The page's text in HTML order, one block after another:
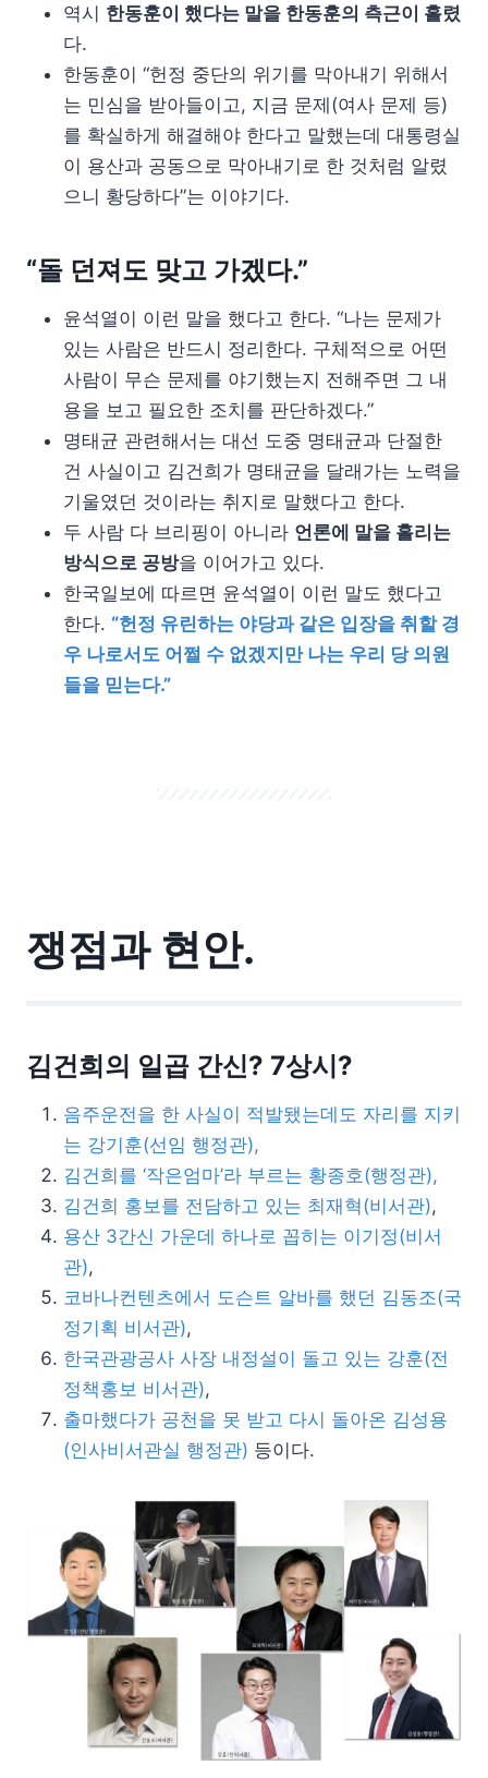
역시 한동훈이 했다는 말을 한동훈의 측근이 흘렸
다.
한동훈이 “헌정 중단의 위기를 막아내기 위해서
는 민심을 받아들이고, 지금 문제(여사 문제 등)
를 확실하게 해결해야 한다고 말했는데 대통령실
이 용산과 공동으로 막아내기로 한 것처럼 알렸
으니 황당하다”는 이야기다.
“돌 던져도 맞고 가겠다.”
윤석열이 이런 말을 했다고 한다. “나는 문제가
있는 사람은 반드시 정리한다. 구체적으로 어떤
사람이 무슨 문제를 야기했는지 전해주면 그 내
용을 보고 필요한 조치를 판단하겠다.”
명태균 관련해서는 대선 도중 명태균과 단절한
건 사실이고 김건희가 명태균을 달래가는 노력을
기울였던 것이라는 취지로 말했다고 한다.
두 사람 다 브리핑이 아니라 언론에 말을 흘리는
방식으로 공방을 이어가고 있다.
한국일보에 따르면 윤석열이 이런 말도 했다고
한다. “헌정 유린하는 야당과 같은 입장을 취할 경
우 나로서도 어쩔 수 없겠지만 나는 우리 당 의원
들을 믿는다.”
쟁점과 현안.
김건희의 일곱 간신? 7상시?
음주운전을 한 사실이 적발됐는데도 자리를 지키
는 강기훈(선임 행정관),
김건희를 ‘작은엄마’라 부르는 황종호(행정관),
김건희 홍보를 전담하고 있는 최재혁(비서관),
용산 3간신 가운데 하나로 꼽히는 이기정(비서
관),
코바나컨텐츠에서 도슨트 알바를 했던 김동조(국
정기획 비서관),
한국관광공사 사장 내정설이 돌고 있는 강훈(전
정책홍보 비서관),
출마했다가 공천을 못 받고 다시 돌아온 김성용
(인사비서관실 행정관) 등이다.